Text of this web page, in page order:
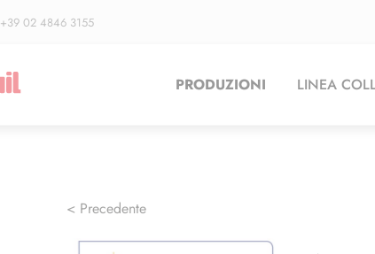
+39 02 4846 3155
PRODUZIONI LINEA
< Precedente